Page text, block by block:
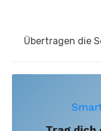
Next
Übertragen die